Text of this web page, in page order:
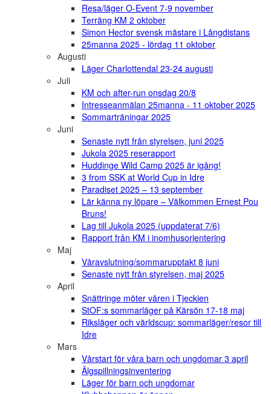
Resa/läger O-Event 7-9 november
Terräng KM 2 oktober
Simon Hector svensk mästare i Långdistans
25manna 2025 - lördag 11 oktober
Augusti
Läger Charlottendal 23-24 augusti
Juli
KM och after-run onsdag 20/8
Intresseanmälan 25manna - 11 oktober 2025
Sommarträningar 2025
Juni
Senaste nytt från styrelsen, juni 2025
Jukola 2025 reserapport
Huddinge Wild Camp 2025 är igång!
3 from SSK at World Cup in Idre
Paradiset 2025 – 13 september
Lär känna ny löpare – Välkommen Ernest Pou
Bruns!
Lag till Jukola 2025 (uppdaterat 7/6)
Rapport från KM i inomhusorientering
Maj
Våravslutning/sommarupptakt 8 juni
Senaste nytt från styrelsen, maj 2025
April
Snättringe möter våren i Tjeckien
StOF:s sommarläger på Kärsön 17-18 maj
Riksläger och världscup: sommarläger/resor till
Idre
Mars
Vårstart för våra barn och ungdomar 3 april
Älgspillningsinventering
Läger för barn och ungdomar